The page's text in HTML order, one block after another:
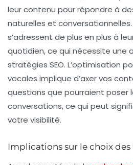
leur contenu pour répondre à
naturelles et
s’adressent de plus en plus à
quotidien, ce qui nécessite une
stratégies SEO. L’optimisation
vocales implique d’axer vos
questions que pourraient poser
conversations, ce qui peut
votre visibilité.
Implications sur le choix des